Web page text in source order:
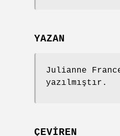
YAZAN
Julianne
yazılmıştır.
ÇEVİREN